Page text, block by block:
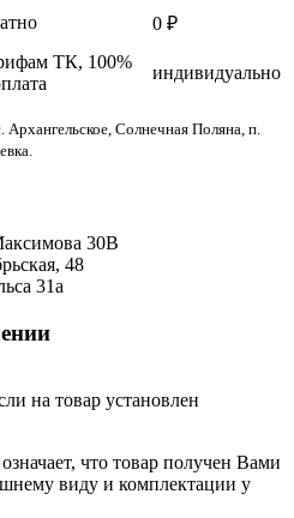
0 ₽
ТК, 100%
индивидуально
Солнечная Поляна, п.
30В
48
31а
на товар установлен
что товар получен Вами
виду и комплектации у